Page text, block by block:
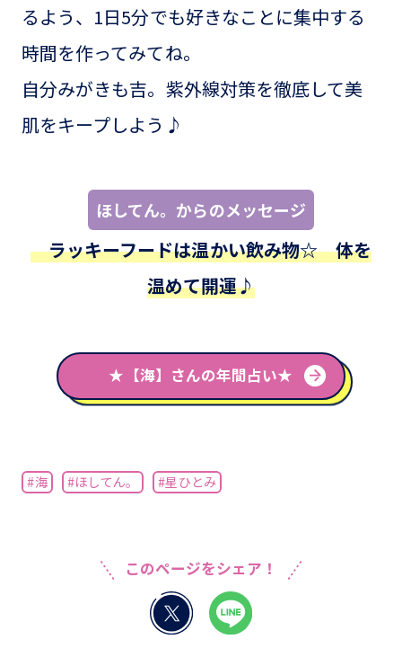
るよう、1日5分でも好きなことに集中する
時間を作ってみてね。
自分みがきも吉。紫外線対策を徹底して美
肌をキープしよう♪
ほしてん。からのメッセージ
ラッキーフードは温かい飲み物☆ 体を
温めて開運♪
★【海】さんの年間占い★
#海 #ほしてん。 #星ひとみ
このページをシェア！